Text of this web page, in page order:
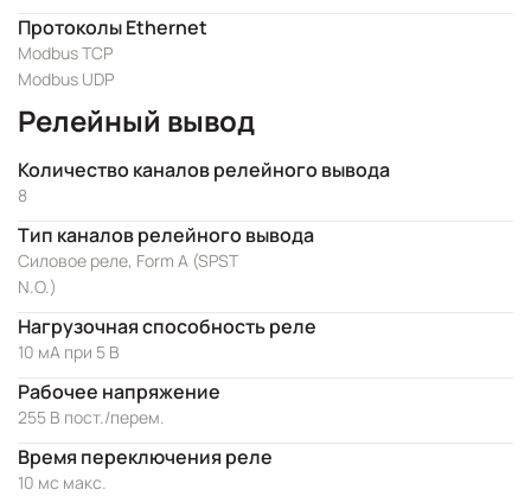
Протоколы Ethernet
Modbus TCP
Modbus UDP
Релейный вывод
Количество каналов релейного вывода
8
Тип каналов релейного вывода
Силовое реле, Form A (SPST
N.O.)
Нагрузочная способность реле
10 мА при 5 В
Рабочее напряжение
255 В пост./перем.
Время переключения реле
10 мс макс.